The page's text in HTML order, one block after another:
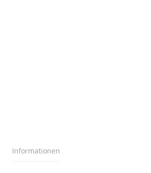
Informationen